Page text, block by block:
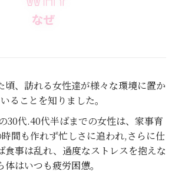
頃、訪れる女性達が様々な環境に置か
ることを知りました。
30代.40代半ばまでの女性は、家事育
間も作れず忙しさに追われ,さらに仕
食事は乱れ、過度なストレスを抱えな
体はいつも疲労困憊。